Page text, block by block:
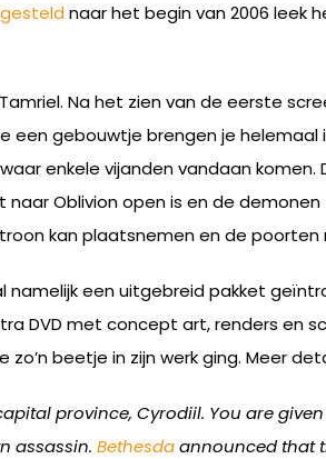
naar het begin van 2006 leek
Na het zien van de eerste
een gebouwtje brengen je
enkele vijanden vandaan
Oblivion open is en de
kan plaatsnemen en de poorten
een uitgebreid pakket
DVD met concept art, renders en
beetje in zijn werk ging. Meer
province, Cyrodiil. You are
assassin. Bethesdaannounced that